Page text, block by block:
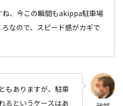
ね、今この瞬間もakippa駐車場
なので、スピード感がカギで
もありますが、駐車
るというケースはあ